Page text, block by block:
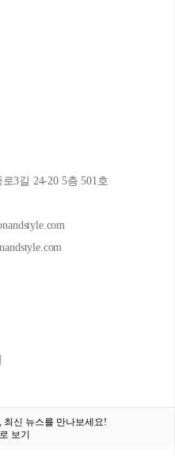
최신 뉴스를 만나보세요!
보기
3길 24-20 5층 501호